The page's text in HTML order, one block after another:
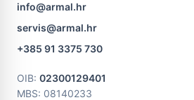
info@armal.hr
servis@armal.hr
+385 91 3375 730
OIB: 02300129401
MBS: 08140233